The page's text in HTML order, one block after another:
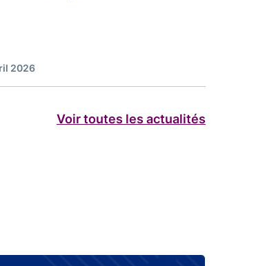
2026
Voir toutes les actualités